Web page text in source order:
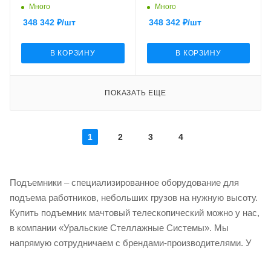
SMARTLIFT (SMART)
Много
348 342 ₽/шт
В КОРЗИНУ
SMARTLIFT
Много
348 342₽/шт
В КОРЗИНУ
ПОКАЗАТЬ ЕЩЕ
1 2 3 4
Подъемники – специализированное оборудование для
подъема работников, небольших грузов на нужную высоту.
Купить подъемник мачтовый телескопический можно у нас,
в компании «Уральские Стеллажные Системы». Мы
напрямую сотрудничаем с брендами-производителями. У